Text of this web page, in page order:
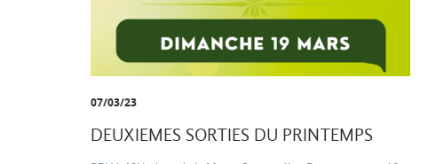
07/03/23
DEUXIEMES SORTIES DU PRINTEMPS